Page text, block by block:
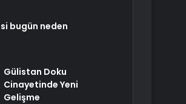
bugün neden
Gülistan Doku
Cinayetinde Yeni
Gelişme